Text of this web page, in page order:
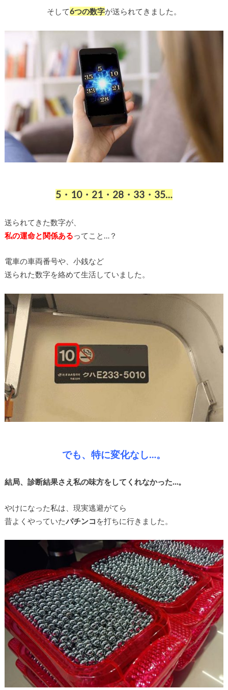
そして6つの数字が送られてきました。
5・10・21・28・33・35…
送られてきた数字が、
私の運命と関係あるってこと…？
電車の車両番号や、小銭など
送られた数字を絡めて生活していました。
でも、特に変化なし…。
結局、診断結果さえ私の味方をしてくれなかった…。
やけになった私は、現実逃避がてら
昔よくやっていたパチンコ を打ちに行きました。